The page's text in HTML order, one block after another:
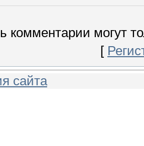
комментарии могут
[
сайта